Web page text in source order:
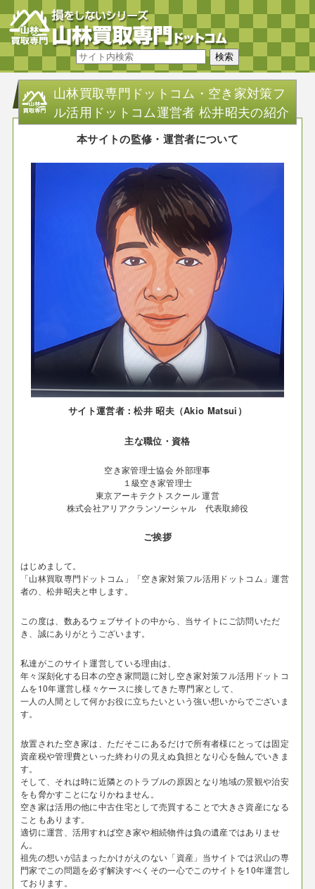
山林買取専門ドットコム・空き家対策フ
ル活用ドットコム運営者 松井昭夫の紹介
本サイトの監修・運営者について
サイト運営者：松井 昭夫（Akio Matsui）
主な職位・資格
空き家管理士協会 外部理事
１級空き家管理士
東京アーキテクトスクール 運営
株式会社アリアクランソーシャル 代表取締役
ご挨拶
はじめまして。
「山林買取専門ドットコム」「空き家対策フル活用ドットコム」運営
者の、松井昭夫と申します。
この度は、数あるウェブサイトの中から、当サイトにご訪問いただ
き、誠にありがとうございます。
私達がこのサイト運営している理由は、
年々深刻化する日本の空き家問題に対し空き家対策フル活用ドットコ
ムを10年運営し様々ケースに接してきた専門家として、
一人の人間として何かお役に立ちたいという強い想いからでございま
す。
放置された空き家は、ただそこにあるだけで所有者様にとっては固定
資産税や管理費といった終わりの見えぬ負担となり心を蝕んでいきま
す。
そして、それは時に近隣とのトラブルの原因となり地域の景観や治安
をも脅かすことになりかねません。
空き家は活用の他に中古住宅として売買することで大きさ資産になる
こともあります。
適切に運営、活用すれば空き家や相続物件は負の遺産ではありませ
ん。
祖先の想いが詰まったかけがえのない「資産」当サイトでは沢山の専
門家でこの問題を必ず解決すべくその一心でこのサイトを10年運営し
ております。